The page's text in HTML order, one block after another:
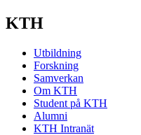
KTH
Utbildning
Forskning
Samverkan
Om KTH
Student på KTH
Alumni
KTH Intranät